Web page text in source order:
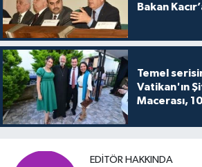
Bakan
Temel
Vatikan'ın
Macerası,
buluşuyo
EDITÖR HAKKINDA